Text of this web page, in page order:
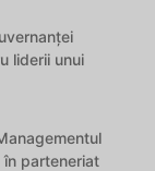
liderii unui
în parteneriat